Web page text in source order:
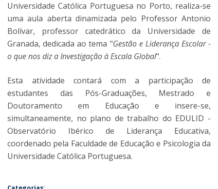
Universidade Católica Portuguesa no Porto, realiza-se
uma aula aberta dinamizada pelo Professor Antonio
Bolívar, professor catedrático da Universidade de
Granada, dedicada ao tema "Gestão e Liderança Escolar -
o que nos diz a Investigação à Escala Global".
Esta atividade contará com a participação de
estudantes das Pós-Graduações, Mestrado e
Doutoramento em Educação e insere-se,
simultaneamente, no plano de trabalho do EDULID -
Observatório Ibérico de Liderança Educativa,
coordenado pela Faculdade de Educação e Psicologia da
Universidade Católica Portuguesa.